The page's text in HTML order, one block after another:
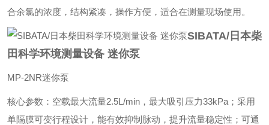
合余氯的浓度，结构紧凑，操作方便，适合在测量现场使用。
SIBATA/日本柴
田科学环境测量设备 迷你泵
MP-2NR迷你泵
‌核心参数‌：空载最大流量2.5L/min，最大吸引压力33kPa；采用
单隔膜可变行程设计，能有效抑制脉动，提升流量稳定性；可通